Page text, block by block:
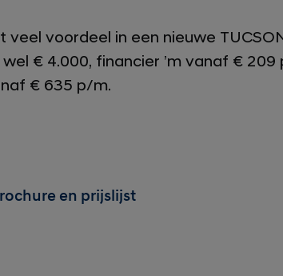
voordeel in een nieuwe
€ 4.000, financier ’m vanaf € 209
€ 635 p/m.
en prijslijst